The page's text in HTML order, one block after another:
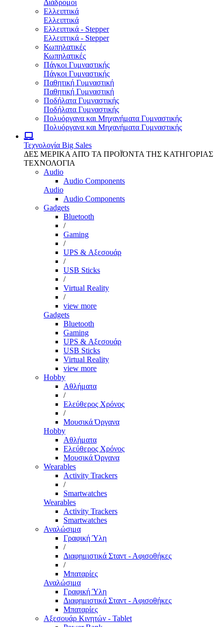
Διάδρομοι
Ελλειπτικά
Ελλειπτικά
Ελλειπτικά - Stepper
Ελλειπτικά - Stepper
Κωπηλατικές
Κωπηλατικές
Πάγκοι Γυμναστικής
Πάγκοι Γυμναστικής
Παθητική Γυμναστική
Παθητική Γυμναστική
Ποδήλατα Γυμναστικής
Ποδήλατα Γυμναστικής
Πολυόργανα και Μηχανήματα Γυμναστικής
Πολυόργανα και Μηχανήματα Γυμναστικής
Τεχνολογία Big Sales
ΔΕΣ ΜΕΡΙΚΑ ΑΠΌ ΤΑ ΠΡΟΪΌΝΤΑ ΤΗΣ ΚΑΤΗΓΟΡΙΑΣ
ΤΕΧΝΟΛΟΓΙΑ
Audio
Audio Components
Audio
Audio Components
Gadgets
Bluetooth
/
Gaming
/
UPS & Αξεσουάρ
/
USB Sticks
/
Virtual Reality
/
view more
Gadgets
Bluetooth
Gaming
UPS & Αξεσουάρ
USB Sticks
Virtual Reality
view more
Hobby
Αθλήματα
/
Ελεύθερος Χρόνος
/
Μουσικά Όργανα
Hobby
Αθλήματα
Ελεύθερος Χρόνος
Μουσικά Όργανα
Wearables
Activity Trackers
/
Smartwatches
Wearables
Activity Trackers
Smartwatches
Αναλώσιμα
Γραφική Ύλη
/
Διαφημιστικά Σταντ - Αφισοθήκες
/
Μπαταρίες
Αναλώσιμα
Γραφική Ύλη
Διαφημιστικά Σταντ - Αφισοθήκες
Μπαταρίες
Αξεσουάρ Κινητών - Tablet